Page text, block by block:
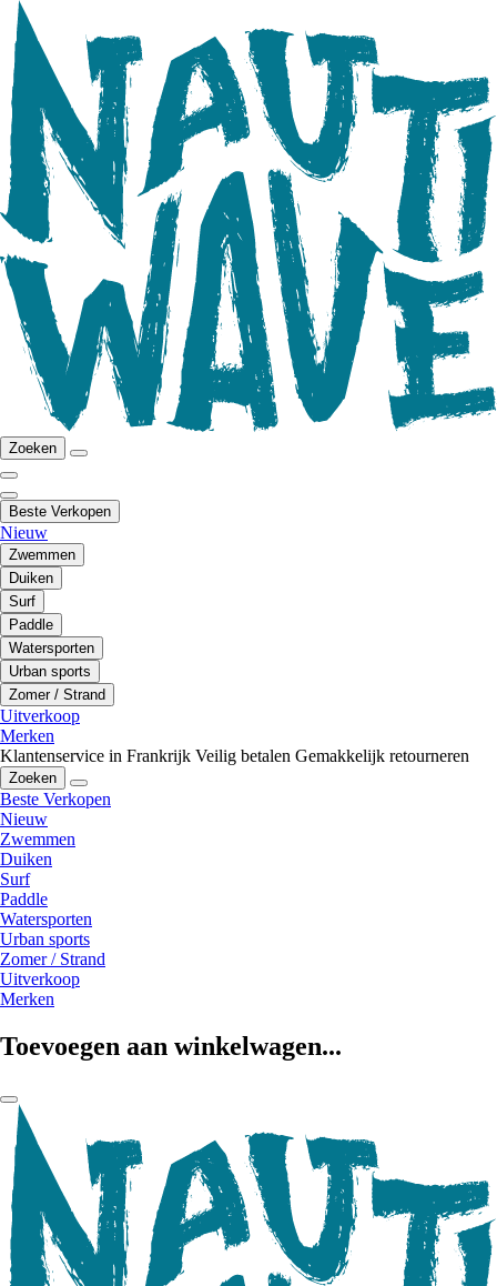
Zoeken
Beste Verkopen
Nieuw
Zwemmen
Duiken
Surf
Paddle
Watersporten
Urban sports
Zomer / Strand
Uitverkoop
Merken
Klantenservice in Frankrijk Veilig betalen Gemakkelijk retourneren
Zoeken
Beste Verkopen
Nieuw
Zwemmen
Duiken
Surf
Paddle
Watersporten
Urban sports
Zomer / Strand
Uitverkoop
Merken
Toevoegen aan winkelwagen...